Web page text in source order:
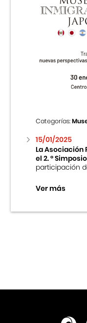
Categorías:
15/01/2025
La Asociación
el 2. °
participación
Ver más